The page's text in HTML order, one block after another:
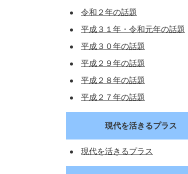
令和２年の話題
平成３１年・令和元年の話題
平成３０年の話題
平成２９年の話題
平成２８年の話題
平成２７年の話題
現代を活きるプラス
現代を活きるプラス